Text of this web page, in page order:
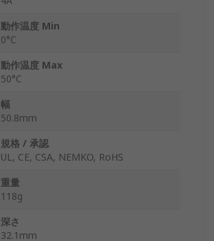
動作温度 Min
0°C
動作温度 Max
50°C
幅
50.8mm
規格 / 承認
UL, CE, CSA, NEMKO, RoHS
重量
118g
深さ
32.1mm